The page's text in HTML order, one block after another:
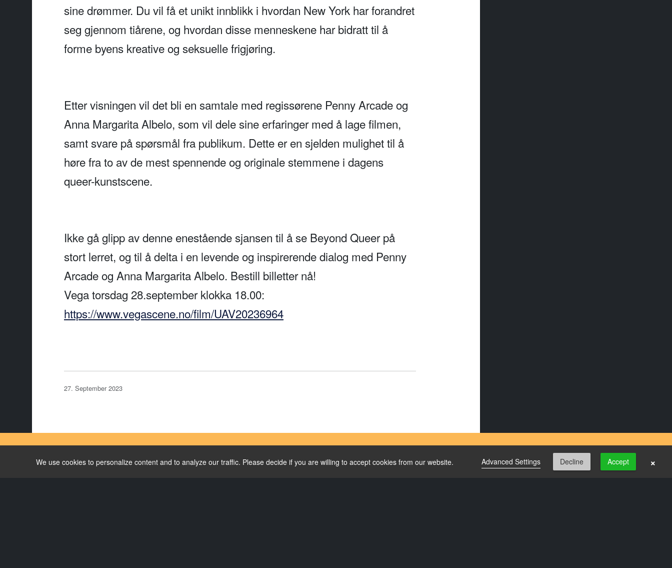
sine drømmer. Du vil få et unikt innblikk i hvordan New York har forandret
seg gjennom tiårene, og hvordan disse menneskene har bidratt til å
forme byens kreative og seksuelle frigjøring.
Etter visningen vil det bli en samtale med regissørene Penny Arcade og
Anna Margarita Albelo, som vil dele sine erfaringer med å lage filmen,
samt svare på spørsmål fra publikum. Dette er en sjelden mulighet til å
høre fra to av de mest spennende og originale stemmene i dagens
queer-kunstscene.
Ikke gå glipp av denne enestående sjansen til å se Beyond Queer på
stort lerret, og til å delta i en levende og inspirerende dialog med Penny
Arcade og Anna Margarita Albelo. Bestill billetter nå!
Vega torsdag 28.september klokka 18.00:
https://www.vegascene.no/film/UAV20236964
27. September 2023
We use cookies to personalize content and to analyze our traffic. Please decide if you are willing to accept cookies from our website. Advanced Settings Decline Accept ×